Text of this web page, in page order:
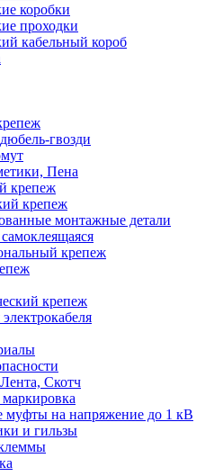
коробки
проходки
кабельный короб
гвозди
Пена
крепеж
крепеж
монтажные детали
крепеж
крепеж
Скотч
муфты на напряжение до 1 кВ
и гильзы